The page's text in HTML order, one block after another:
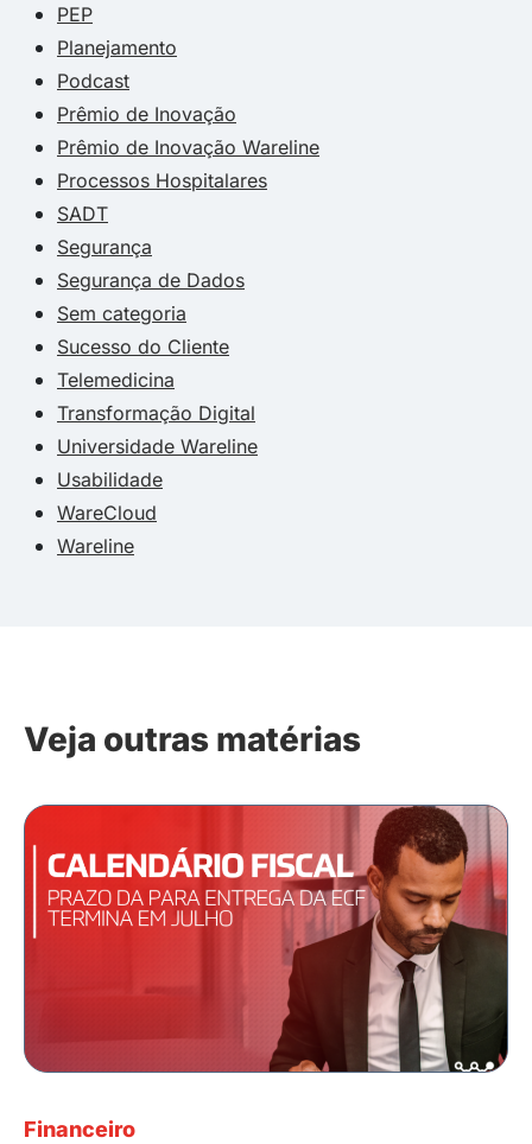
PEP
Planejamento
Podcast
Prêmio de Inovação
Prêmio de Inovação Wareline
Processos Hospitalares
SADT
Segurança
Segurança de Dados
Sem categoria
Sucesso do Cliente
Telemedicina
Transformação Digital
Universidade Wareline
Usabilidade
WareCloud
Wareline
Veja outras matérias
Financeiro